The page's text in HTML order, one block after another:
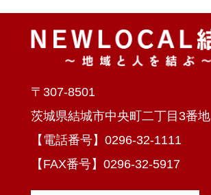
〒307-8501
茨城県結城市中央町二丁目3番地
【電話番号】0296-32-1111
【FAX番号】0296-32-5917